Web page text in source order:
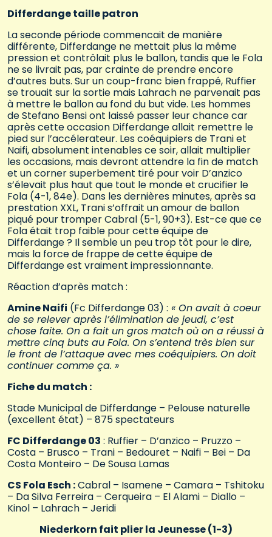
Differdange taille patron
La seconde période commencait de manière
différente, Differdange ne mettait plus la même
pression et contrôlait plus le ballon, tandis que le Fola
ne se livrait pas, par crainte de prendre encore
d’autres buts. Sur un coup-franc bien frappé, Ruffier
se trouait sur la sortie mais Lahrach ne parvenait pas
à mettre le ballon au fond du but vide. Les hommes
de Stefano Bensi ont laissé passer leur chance car
après cette occasion Differdange allait remettre le
pied sur l’accélerateur. Les coéquipiers de Trani et
Naifi, absolument intenables ce soir, allait multiplier
les occasions, mais devront attendre la fin de match
et un corner superbement tiré pour voir D’anzico
s’élevait plus haut que tout le monde et crucifier le
Fola (4-1, 84e). Dans les dernières minutes, après sa
prestation XXL, Trani s’offrait un amour de ballon
piqué pour tromper Cabral (5-1, 90+3). Est-ce que ce
Fola était trop faible pour cette équipe de
Differdange ? Il semble un peu trop tôt pour le dire,
mais la force de frappe de cette équipe de
Differdange est vraiment impressionnante.
Réaction d’après match :
Amine Naifi (Fc Differdange 03) : « On avait à coeur
de se relever après l’élimination de jeudi, c’est
chose faite. On a fait un gros match où on a réussi à
mettre cinq buts au Fola. On s’entend très bien sur
le front de l’attaque avec mes coéquipiers. On doit
continuer comme ça. »
Fiche du match :
Stade Municipal de Differdange – Pelouse naturelle
(excellent état) – 875 spectateurs
FC Differdange 03 : Ruffier – D’anzico – Pruzzo –
Costa – Brusco – Trani – Bedouret – Naifi – Bei – Da
Costa Monteiro – De Sousa Lamas
CS Fola Esch :Cabral – Isamene – Camara – Tshitoku
– Da Silva Ferreira – Cerqueira – El Alami – Diallo –
Kinol – Lahrach – Jeridi
Niederkorn fait plier la Jeunesse (1-3)